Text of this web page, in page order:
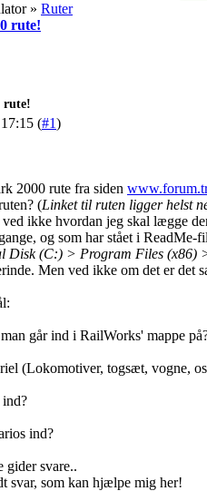
» Ruter
rute!
rute!
(#1)
2000 rute fra siden
(Linket til ruten ligger helst
ikke hvordan jeg skal lægge
og som har stået i ReadMe-
Disk (C:) > Program Files (x86)
Men ved ikke om det er det
går ind i RailWorks' mappe
(Lokomotiver, togsæt, vogne,
ind?
svare..
svar, som kan hjælpe mig her!